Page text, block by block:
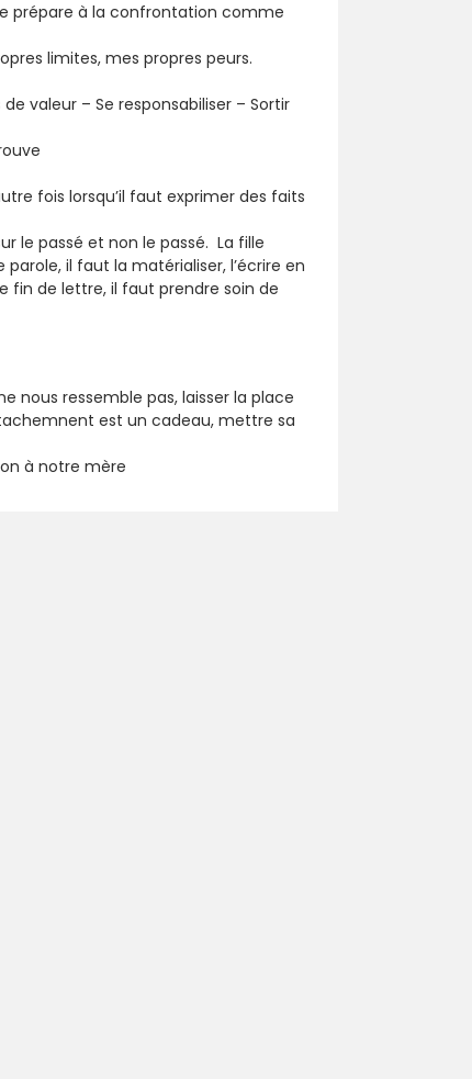
prépare à la confrontation comme
limites, mes propres peurs.
valeur – Se responsabiliser – Sortir
fois lorsqu’il faut exprimer des faits
le passé et non le passé. La fille
il faut la matérialiser, l’écrire en
fin de lettre, il faut prendre soin de
nous ressemble pas, laisser la place
est un cadeau, mettre sa
à notre mère